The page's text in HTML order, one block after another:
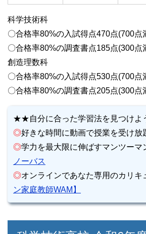
科学技術科
〇合格率80%の入試得点470点(700点
〇合格率80%の調査書点185点(300点
創造理数科
〇合格率80%の入試得点530点(700点
〇合格率80%の調査書点205点(300点
★★自分に合った学習法を見つけ
◎好きな時間に動画で授業を受け放
◎学力を最大限に伸ばすマンツーマ
ノーバス
◎オンラインであなた専用のカリキ
ン家庭教師WAM】